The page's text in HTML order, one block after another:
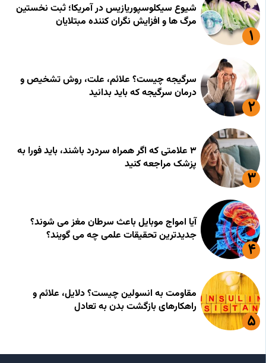
شیوع سیکلوسپوریازیس در آمریکا؛ ثبت نخستین
مرگ ها و افزایش نگران کننده مبتلایان
سرگیجه چیست؟ علائم، علت، روش تشخیص و
درمان سرگیجه که باید بدانید
۳ علامتی که اگر همراه سردرد باشند، باید فورا به
پزشک مراجعه کنید
آیا امواج موبایل باعث سرطان مغز می شوند؟
جدیدترین تحقیقات علمی چه می گویند؟
مقاومت به انسولین چیست؟ دلایل، علائم و
راهکارهای بازگشت بدن به تعادل